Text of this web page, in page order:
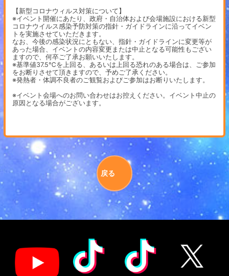
【新型コロナウィルス対策について】
※イベント開催にあたり、政府・自治体および会場施設における新型
コロナウイルス感染予防対策の指針・ガイドラインに沿ってイベン
トを実施させていただきます。
なお、今後の感染状況にともない、指針・ガイドラインに変更等が
あった場合、イベントの内容変更または中止となる可能性もござい
ますので、何卒ご了承お願いいたします。
※基準値37.5℃を上回る、あるいは上回る恐れのある場合は、ご参加
をお断りさせて頂きますので、予めご了承ください。
※発熱者・体調不良者のご観覧およびご参加はお断りいたします。
※イベント会場へのお問い合わせはお控えください。イベント中止の
原因となる場合がございます。
戻る